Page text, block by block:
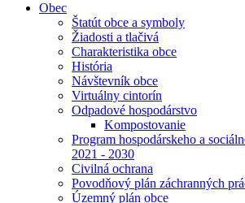
Obec
Štatút obce a symboly
Žiadosti a tlačivá
Charakteristika obce
História
Návštevník obce
Virtuálny cintorín
Odpadové hospodárstvo
Kompostovanie
Program hospodárskeho a
2021 - 2030
Civilná ochrana
Povodňový plán záchranných
Územný plán obce